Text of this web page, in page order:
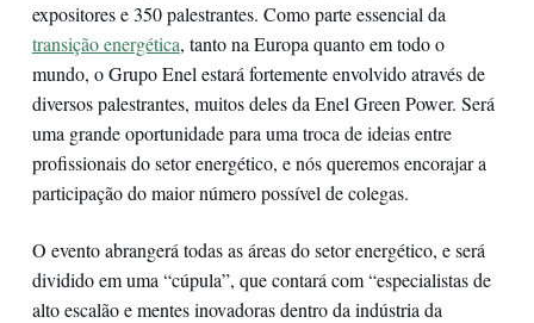
expositores e 350 palestrantes. Como parte essencial da
transição energética, tanto na Europa quanto em todo o
mundo, o Grupo Enel estará fortemente envolvido através de
diversos palestrantes, muitos deles da Enel Green Power. Será
uma grande oportunidade para uma troca de ideias entre
profissionais do setor energético, e nós queremos encorajar a
participação do maior número possível de colegas.
O evento abrangerá todas as áreas do setor energético, e será
dividido em uma “cúpula”, que contará com “especialistas de
alto escalão e mentes inovadoras dentro da indústria da